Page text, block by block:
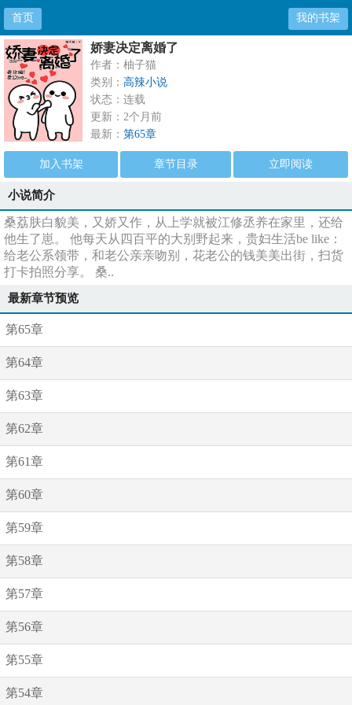
首页 我的书架
娇妻决定离婚了
作者：柚子猫
类别： 高辣小说
状态：连载
更新：2个月前
最新： 第65章
加入书架 章节目录 立即阅读
小说简介
桑荔肤白貌美，又娇又作，从上学就被江修丞养在家里，还给
他生了崽。 他每天从四百平的大别野起来，贵妇生活be like：
给老公系领带，和老公亲亲吻别，花老公的钱美美出街，扫货
打卡拍照分享。 桑..
最新章节预览
第65章
第64章
第63章
第62章
第61章
第60章
第59章
第58章
第57章
第56章
第55章
第54章